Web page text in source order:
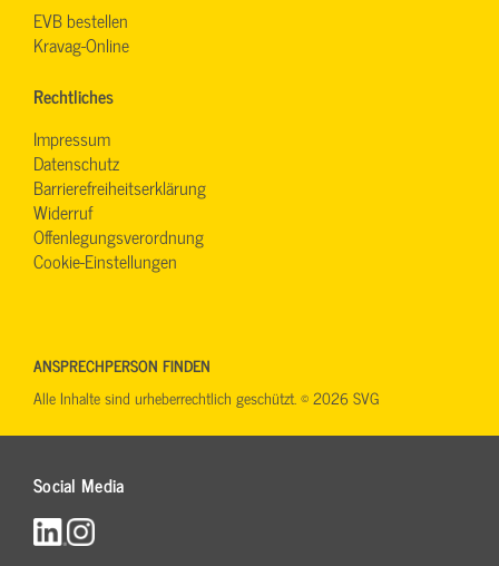
EVB bestellen
Kravag-Online
Rechtliches
Impressum
Datenschutz
Barrierefreiheitserklärung
Widerruf
Offenlegungsverordnung
Cookie-Einstellungen
Social Media
ANSPRECHPERSON FINDEN
Alle Inhalte sind urheberrechtlich geschützt. © 2026 SVG